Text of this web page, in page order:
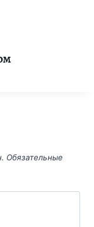
Обязательные